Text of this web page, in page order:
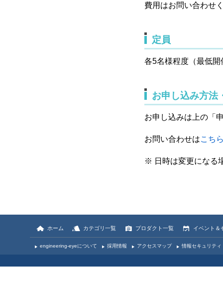
費用はお問い合わせ
定員
各5名様程度（最低開
お申し込み方法
お申し込みは上の「
お問い合わせはこち
※ 日時は変更になる
ホーム カテゴリ一覧 プロダクト一覧 イベント＆
engineering-eyeについて 採用情報 アクセスマップ 情報セキュリテ